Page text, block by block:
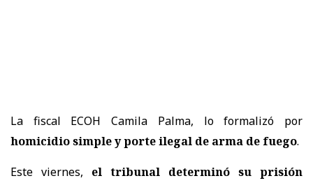
La fiscal ECOH Camila Palma, lo formalizó por
homicidio simple y porte ilegal de arma de fuego.
Este viernes, el tribunal determinó su prisión